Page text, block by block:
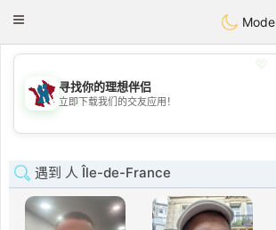
Taimerais
Toggle
Mode
💖
💕
寻找你的理想伴侣
立即下载我们的交友应用！
遇到 人 Île-de-France